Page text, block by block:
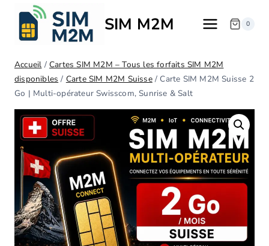
SIM M2M 0
Accueil / Cartes SIM M2M – Tous les forfaits SIM M2M
disponibles / Carte SIM M2M Suisse / Carte SIM M2M Suisse 2
Go | Multi-opérateur Swisscom, Sunrise & Salt